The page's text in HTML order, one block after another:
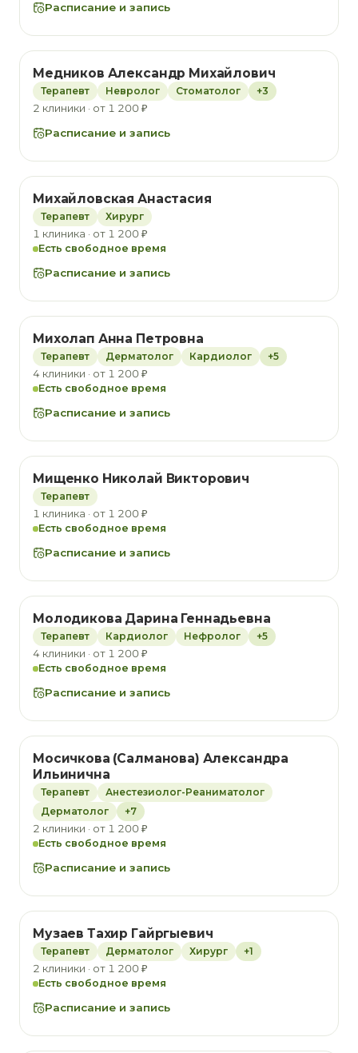
Расписание и запись
Медников Александр Михайлович
Терапевт Невролог Стоматолог +3
2 клиники · от 1 200 ₽
Расписание и запись
Михайловская Анастасия
Терапевт Хирург
1 клиника · от 1 200 ₽
Есть свободное время
Расписание и запись
Михолап Анна Петровна
Терапевт Дерматолог Кардиолог +5
4 клиники · от 1 200 ₽
Есть свободное время
Расписание и запись
Мищенко Николай Викторович
Терапевт
1 клиника · от 1 200 ₽
Есть свободное время
Расписание и запись
Молодикова Дарина Геннадьевна
Терапевт Кардиолог Нефролог +5
4 клиники · от 1 200 ₽
Есть свободное время
Расписание и запись
Мосичкова (Салманова) Александра
Ильинична
Терапевт
Анестезиолог-Реаниматолог
Дерматолог
+7
2 клиники · от 1 200 ₽
Есть свободное время
Расписание и запись
Музаев Тахир Гайргыевич
Терапевт Дерматолог Хирург +1
2 клиники · от 1 200 ₽
Есть свободное время
Расписание и запись